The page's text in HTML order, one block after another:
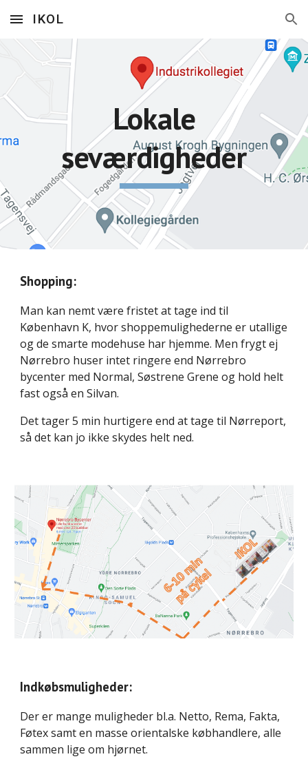
Skip to main content Skip to navigation
IKOL
Lokale
seværdigheder
Shopping:
Man kan nemt være fristet at tage ind til
København K, hvor shoppemulighederne er utallige
og de smarte modehuse har hjemme. Men frygt ej
Nørrebro huser intet ringere end Nørrebro
bycenter med Normal, Søstrene Grene og hold helt
fast også en Silvan.
Det tager 5 min hurtigere end at tage til Nørreport,
så det kan jo ikke skydes helt ned.
Indkøbsmuligheder:
Der er mange muligheder bl.a. Netto, Rema, Fakta,
Føtex samt en masse orientalske købhandlere, alle
sammen lige om hjørnet.